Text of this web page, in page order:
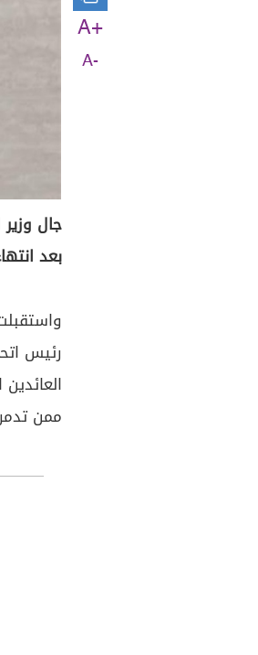
A+
A-
جال
بعد
رئيس
ممن